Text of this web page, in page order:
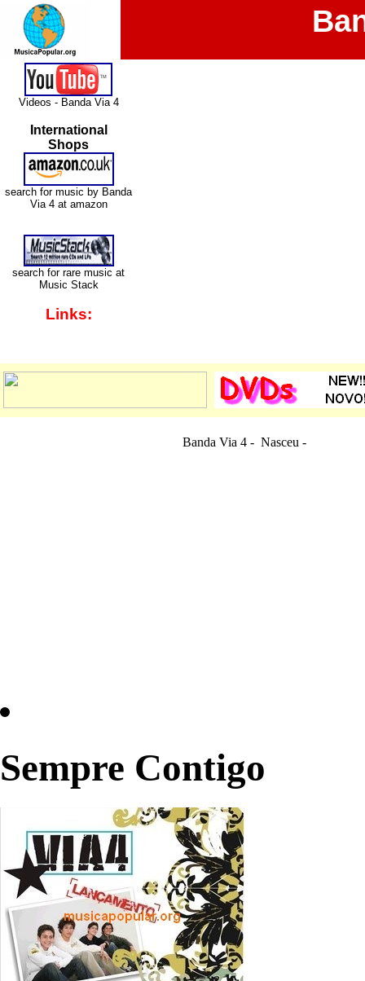
Videos - Banda Via 4
International
Shops
search for music by Banda
Via 4 at amazon
search for rare music at
Music Stack
Links:
Banda Via 4 - Nasceu -
Sempre Contigo